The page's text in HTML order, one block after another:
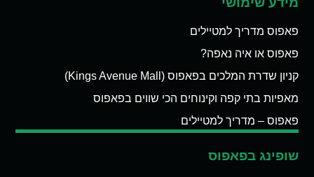
פאפוס מדריך למטיילים
פאפוס או איה נאפה?
קניון שדרת המלכים בפאפוס (Kings Avenue Mall)
מאפיות בתי קפה וקינוחים הכי שווים בפאפוס
פאפוס – מדריך למטיילים
שופינג בפאפוס